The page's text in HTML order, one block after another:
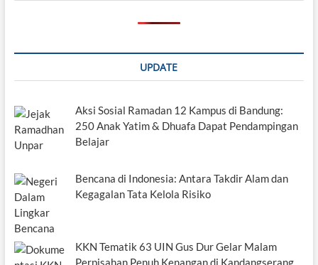
UPDATE
Aksi Sosial Ramadan 12 Kampus di Bandung:
250 Anak Yatim & Dhuafa Dapat Pendampingan
Belajar
Bencana di Indonesia: Antara Takdir Alam dan
Kegagalan Tata Kelola Risiko
KKN Tematik 63 UIN Gus Dur Gelar Malam
Perpisahan Penuh Kenangan di Kandangserang